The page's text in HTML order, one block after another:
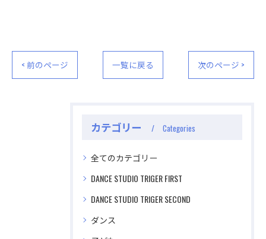
< 前のページ 一覧に戻る 次のページ >
カテゴリー Categories
全てのカテゴリー
DANCE STUDIO TRIGER FIRST
DANCE STUDIO TRIGER SECOND
ダンス